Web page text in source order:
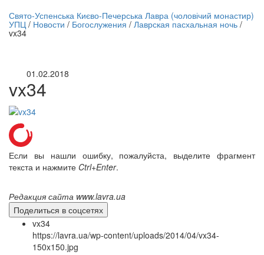
трансляция | 12 сентября
трансляции
Свято-Успенська Києво-Печерська Лавра (чоловічий монастир)
УПЦ / Новости / Богослужения / Лаврская пасхальная ночь /
vx34
01.02.2018
vx34
Если вы нашли ошибку, пожалуйста, выделите фрагмент
текста и нажмите Ctrl+Enter.
Редакция сайта www.lavra.ua
Поделиться в соцсетях
vx34
https://lavra.ua/wp-content/uploads/2014/04/vx34-
150x150.jpg